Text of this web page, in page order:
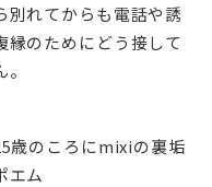
別れてからも電話や誘
縁のためにどう接して
歳のころにmixiの裏垢
エム